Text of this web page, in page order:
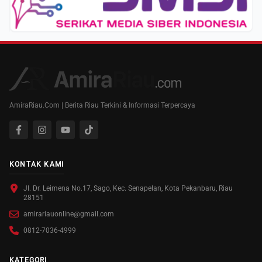
AmiraRiau.Com | Berita Riau Terkini & Informasi Terpercaya
KONTAK KAMI
Jl. Dr. Leimena No.17, Sago, Kec. Senapelan, Kota Pekanbaru, Riau
28151
amirariauonline@gmail.com
0812-7036-4999